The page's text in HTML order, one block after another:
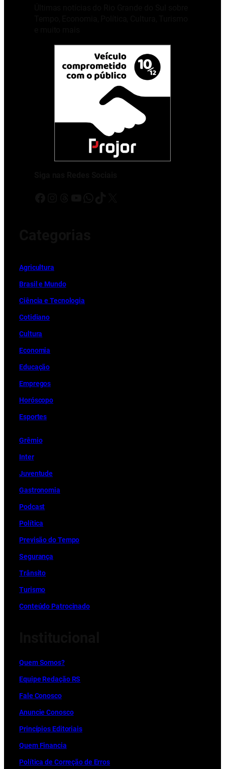
Agricultura
Brasil e Mundo
Ciência e Tecnologia
Cotidiano
Cultura
Economia
Educação
Empregos
Horóscopo
Esportes
Grêmio
Inter
Juventude
Gastronomia
Podcast
Política
Previsão do Tempo
Segurança
Trânsito
Turismo
Conteúdo Patrocinado
Quem Somos?
Equipe Redação RS
Fale Conosco
Anuncie Conosco
Princípios Editoriais
Quem Financia
Política de Correção de Erros